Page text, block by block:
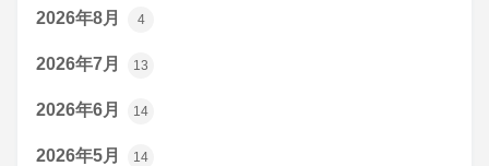
2026年8月 4
2026年7月 13
2026年6月 14
2026年5月 14